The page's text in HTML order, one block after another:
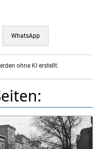
WhatsApp
ohne KI erstellt.